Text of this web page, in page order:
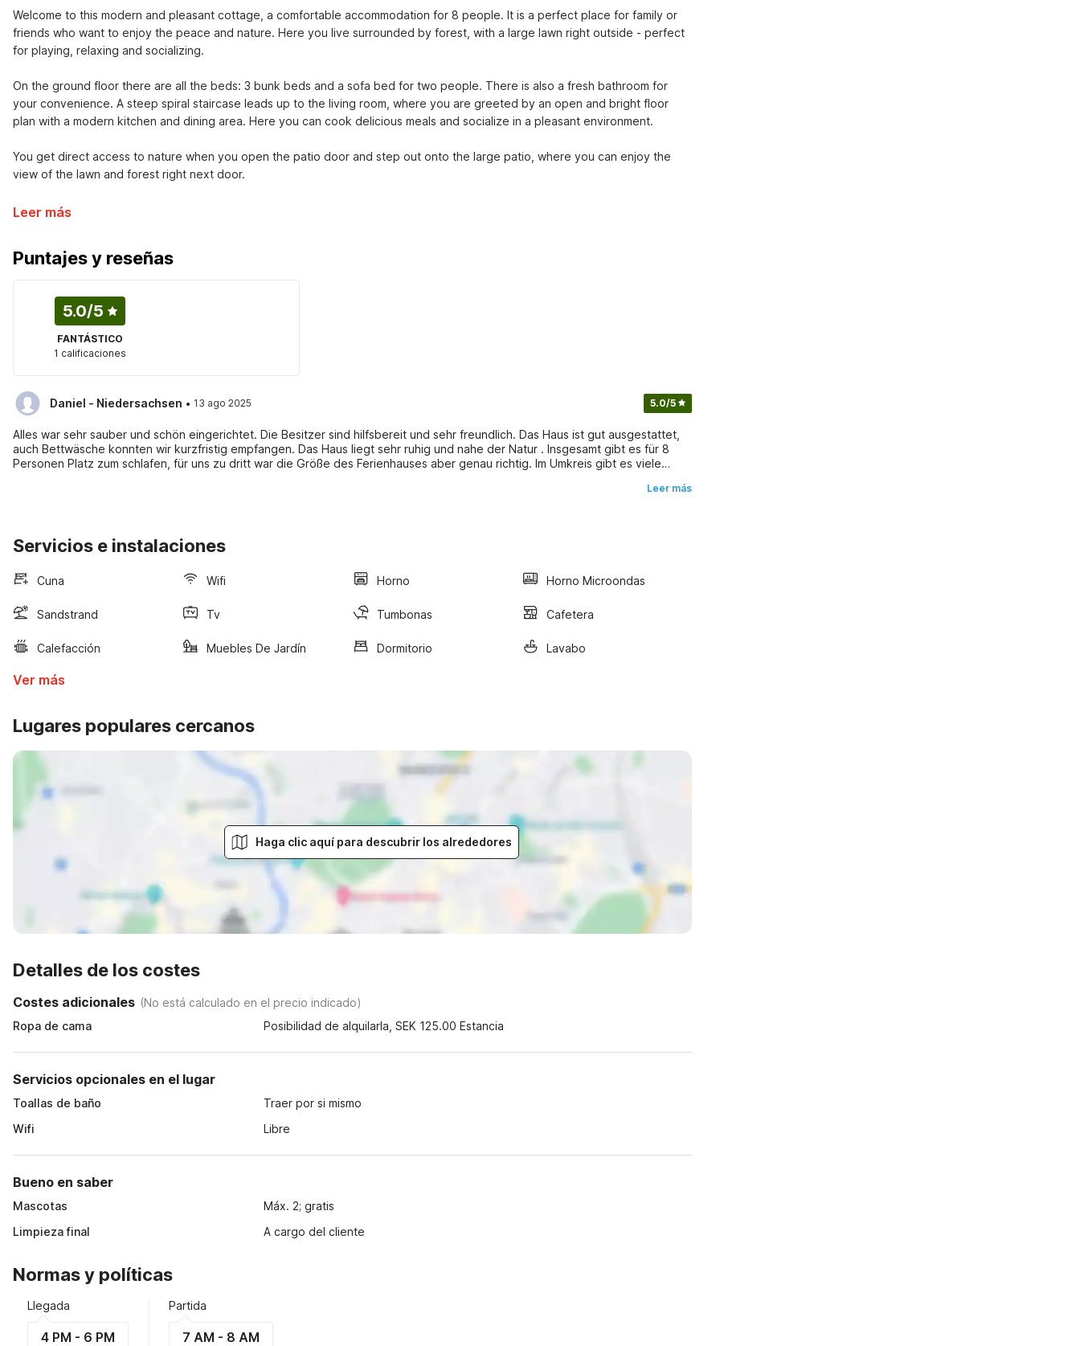
Welcome to this modern and pleasant cottage, a comfortable accommodation for 8 people. It is a perfect place for family or
friends who want to enjoy the peace and nature. Here you live surrounded by forest, with a large lawn right outside - perfect
for playing, relaxing and socializing.
On the ground floor there are all the beds: 3 bunk beds and a sofa bed for two people. There is also a fresh bathroom for
your convenience. A steep spiral staircase leads up to the living room, where you are greeted by an open and bright floor
plan with a modern kitchen and dining area. Here you can cook delicious meals and socialize in a pleasant environment.
You get direct access to nature when you open the patio door and step out onto the large patio, where you can enjoy the
view of the lawn and forest right next door.
Leer más
Puntajes y reseñas
5.0/5
FANTÁSTICO
1 calificaciones
Daniel - Niedersachsen · 13 ago 2025 5.0/5
Alles war sehr sauber und schön eingerichtet. Die Besitzer sind hilfsbereit und sehr freundlich. Das Haus ist gut ausgestattet,
auch Bettwäsche konnten wir kurzfristig empfangen. Das Haus liegt sehr ruhig und nahe der Natur . Insgesamt gibt es für 8
Personen Platz zum schlafen, für uns zu dritt war die Größe des Ferienhauses aber genau richtig. Im Umkreis gibt es viele
ist sehr schmal und steil, daher für kleinere Kinder oder Menschen mit Bewegungseinschränkungen eher schwierig zu nutzen.
Nationalpark, der Sandhammaren Strand im Süden , Ales Stenar , der Ostseestrand Täppert , der Schlosspark Torup und die
Stadt Lund tolle Ausflugsziele. In der Nähe liegt noch der Ringsjön See, der auch zum empfehlen ist.
Leer más
Servicios e instalaciones
Cuna Wifi Horno Horno Microondas
Sandstrand Tv Tumbonas Cafetera
Calefacción Muebles De Jardín Dormitorio Lavabo
Ver más
Lugares populares cercanos
Haga clic aquí para descubrir los alrededores
Detalles de los costes
Costes adicionales (No está calculado en el precio indicado)
Ropa de cama
Posibilidad de alquilarla, SEK 125.00 Estancia
Servicios opcionales en el lugar
Toallas de baño
Traer por si mismo
Wifi
Libre
Bueno en saber
Mascotas
Máx. 2; gratis
Limpieza final
A cargo del cliente
Normas y políticas
Llegada
4 PM - 6 PM
Partida
7 AM - 8 AM